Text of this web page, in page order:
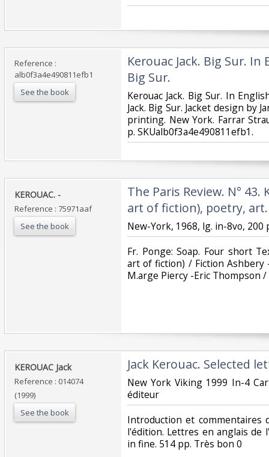
Reference :
alb0f3a4e490811efb1
See the book
‎Kerouac Jack. Big Sur. In
Big Sur.‎
‎Kerouac Jack. Big Sur. In
Jack. Big Sur. Jacket design by
printing. New York. Farrar
p. SKUalb0f3a4e490811efb1.‎
‎KEROUAC. - ‎
Reference : 75971aaf
See the book
‎The Paris Review. N°
art of fiction), poetry, art.‎
‎New-York, 1968, lg. in-8vo,
‎Fr. Ponge: Soap. Four short
art of fiction) / Fiction Ashbery
M.arge Piercy -Eric Thompson
‎KEROUAC Jack‎
Reference : 014074
(1999)
See the book
‎Jack Kerouac. Selected
‎New York Viking 1999 In-4
éditeur ‎
‎Introduction et commentaires
l'édition. Lettres en anglais de
in fine. 514 pp. Très bon 0‎